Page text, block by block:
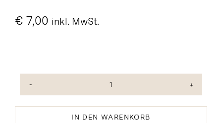
€ 7,00 inkl. MwSt.
Linguine
Menge
IN DEN WARENKORB